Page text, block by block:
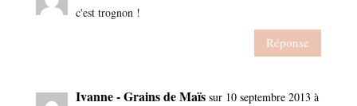
c'est trognon !
Réponse
Ivanne - Grains de Maïs sur 10 septembre 2013 à